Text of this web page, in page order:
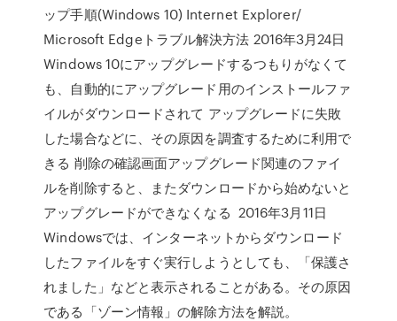
ップ手順(Windows 10) Internet Explorer/
Microsoft Edgeトラブル解決方法 2016年3月24日
Windows 10にアップグレードするつもりがなくて
も、自動的にアップグレード用のインストールファ
イルがダウンロードされて アップグレードに失敗
した場合などに、その原因を調査するために利用で
きる 削除の確認画面アップグレード関連のファイ
ルを削除すると、またダウンロードから始めないと
アップグレードができなくなる 2016年3月11日
Windowsでは、インターネットからダウンロード
したファイルをすぐ実行しようとしても、「保護さ
れました」などと表示されることがある。その原因
である「ゾーン情報」の解除方法を解説。